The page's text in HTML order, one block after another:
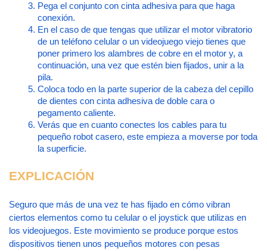
Pega el conjunto con cinta adhesiva para que haga
conexión.
En el caso de que tengas que utilizar el motor vibratorio
de un teléfono celular o un videojuego viejo tienes que
poner primero los alambres de cobre en el motor y, a
continuación, una vez que estén bien fijados, unir a la
pila.
Coloca todo en la parte superior de la cabeza del cepillo
de dientes con cinta adhesiva de doble cara o
pegamento caliente.
Verás que en cuanto conectes los cables para tu
pequeño robot casero, este empieza a moverse por toda
la superficie.
EXPLICACIÓN
Seguro que más de una vez te has fijado en cómo vibran
ciertos elementos como tu celular o el joystick que utilizas en
los videojuegos. Este movimiento se produce porque estos
dispositivos tienen unos pequeños motores con pesas